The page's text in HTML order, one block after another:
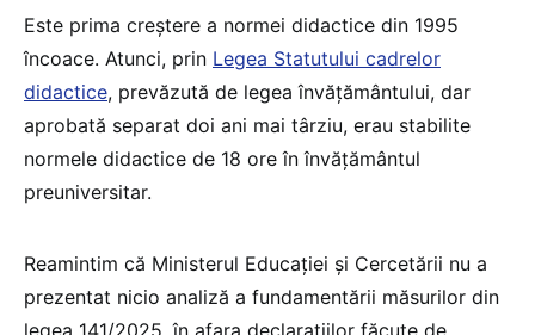
Este prima creștere a normei didactice din 1995
încoace. Atunci, prin Legea Statutului cadrelor
didactice, prevăzută de legea învățământului, dar
aprobată separat doi ani mai târziu, erau stabilite
normele didactice de 18 ore în învățământul
preuniversitar.
Reamintim că Ministerul Educației și Cercetării nu a
prezentat nicio analiză a fundamentării măsurilor din
legea 141/2025, în afara declarațiilor făcute de